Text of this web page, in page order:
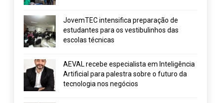
JovemTEC intensifica preparação de
estudantes para os vestibulinhos das
escolas técnicas
AEVAL recebe especialista em Inteligência
Artificial para palestra sobre o futuro da
tecnologia nos negócios